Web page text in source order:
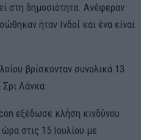
στη δημοσιότητα. Ανέφεραν
ήταν Ινδοί και ένα είναι
βρίσκονταν συνολικά 13
Σρι Λάνκα.
εξέδωσε κλήση κινδύνου
στις 15 Ιουλίου με